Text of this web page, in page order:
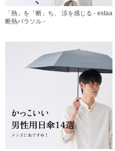
「熱」を「断」ち、 涼を感じる - estaa
断熱パラソル -